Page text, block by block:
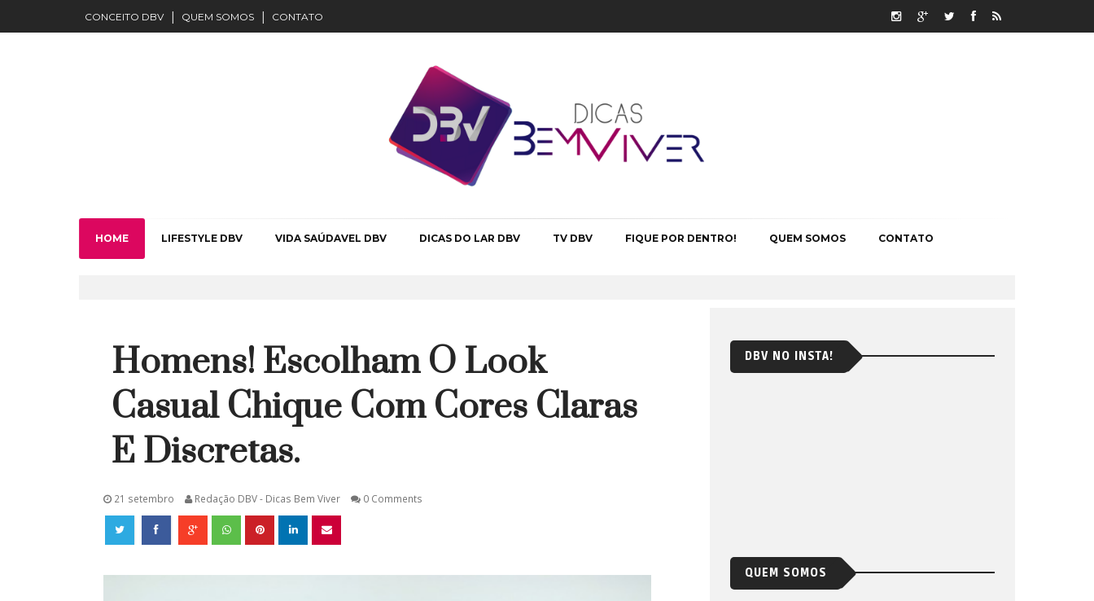
CONCEITO DBV QUEM SOMOS CONTATO
HOME LIFESTYLE DBV VIDA SAÚDAVEL DBV DICAS DO LAR DBV TV DBV FIQUE POR DENTRO! QUEM SOMOS CONTATO
Homens! Escolham O Look
Casual Chique Com Cores Claras
E Discretas.
21 setembro Redação DBV - Dicas Bem Viver 0 Comments
DBV NO INSTA!
QUEM SOMOS